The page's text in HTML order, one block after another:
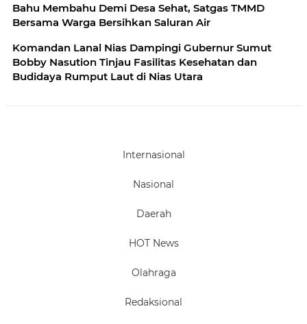
Bahu Membahu Demi Desa Sehat, Satgas TMMD
Bersama Warga Bersihkan Saluran Air
Komandan Lanal Nias Dampingi Gubernur Sumut
Bobby Nasution Tinjau Fasilitas Kesehatan dan
Budidaya Rumput Laut di Nias Utara
Internasional
Nasional
Daerah
HOT News
Olahraga
Redaksional